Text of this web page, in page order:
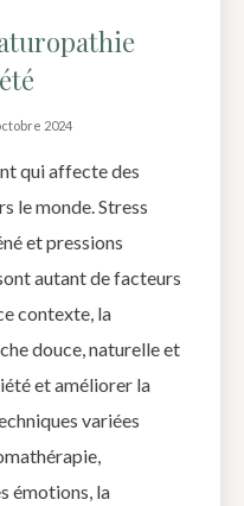
2024
qui affecte des
le monde. Stress
et pressions
autant de facteurs
contexte, la
douce, naturelle et
et améliorer la
variées
émotions, la